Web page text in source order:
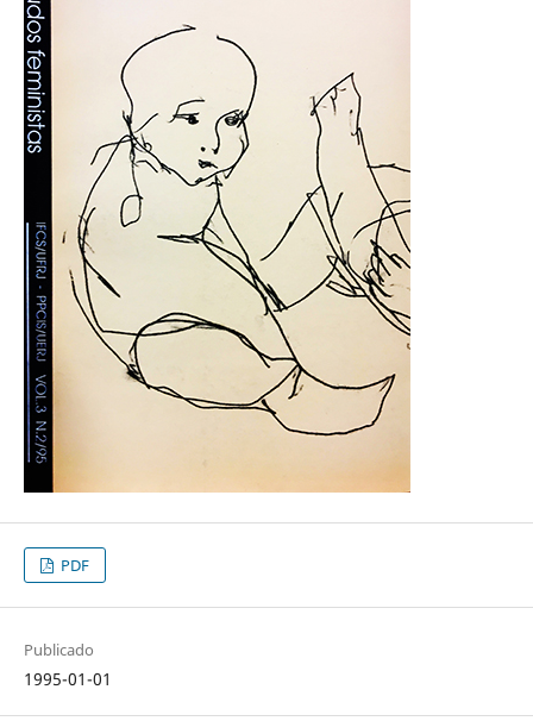
PDF
Publicado
1995-01-01